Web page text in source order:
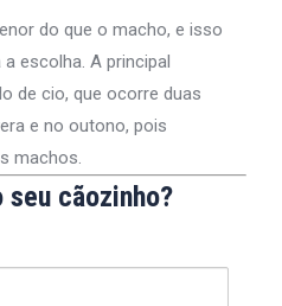
do que o macho, e isso
escolha. A principal
de cio, que ocorre duas
e no outono, pois
machos.
cãozinho?